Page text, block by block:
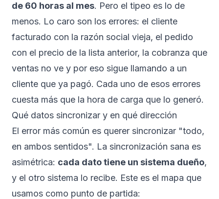
de 60 horas al mes. Pero el tipeo es lo de
menos. Lo caro son los errores: el cliente
facturado con la razón social vieja, el pedido
con el precio de la lista anterior, la cobranza que
ventas no ve y por eso sigue llamando a un
cliente que ya pagó. Cada uno de esos errores
cuesta más que la hora de carga que lo generó.
Qué datos sincronizar y en qué dirección
El error más común es querer sincronizar "todo,
en ambos sentidos". La sincronización sana es
asimétrica: cada dato tiene un sistema dueño,
y el otro sistema lo recibe. Este es el mapa que
usamos como punto de partida: